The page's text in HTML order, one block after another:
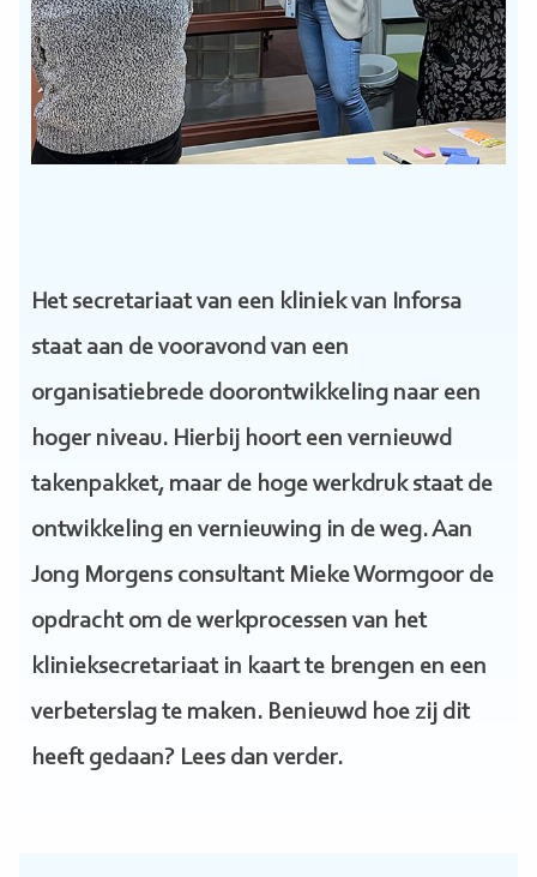
Het secretariaat van een kliniek van Inforsa
staat aan de vooravond van een
organisatiebrede doorontwikkeling naar een
hoger niveau. Hierbij hoort een vernieuwd
takenpakket, maar de hoge werkdruk staat de
ontwikkeling en vernieuwing in de weg. Aan
Jong Morgens consultant Mieke Wormgoor de
opdracht om de werkprocessen van het
klinieksecretariaat in kaart te brengen en een
verbeterslag te maken. Benieuwd hoe zij dit
heeft gedaan? Lees dan verder.